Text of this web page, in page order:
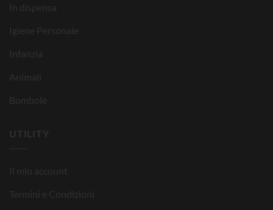
In dispensa
Igiene Personale
Infanzia
Animali
Bombole
UTILITY
Il mio account
Termini e Condizioni